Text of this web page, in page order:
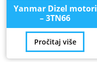
Yanmar Dizel motori
– 3TN66
Pročitaj više